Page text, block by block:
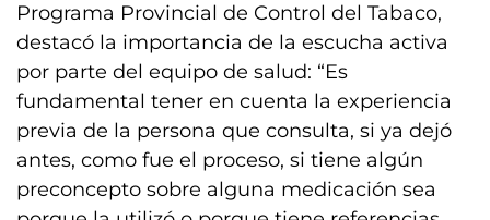
Programa Provincial de Control del Tabaco,
destacó la importancia de la escucha activa
por parte del equipo de salud: “Es
fundamental tener en cuenta la experiencia
previa de la persona que consulta, si ya dejó
antes, como fue el proceso, si tiene algún
preconcepto sobre alguna medicación sea